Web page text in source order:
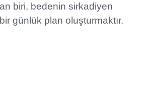
biri, bedenin sirkadiyen
günlük plan oluşturmaktır.